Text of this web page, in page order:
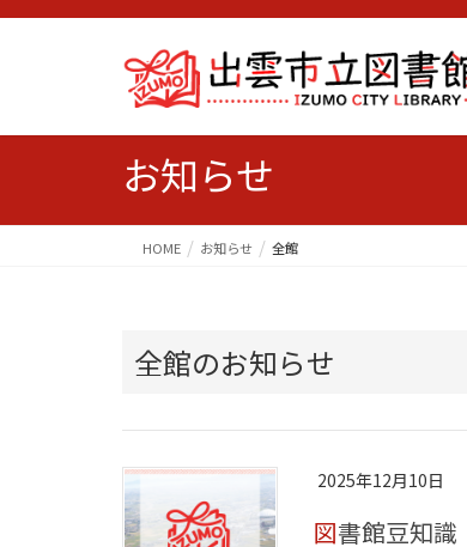
お知らせ
HOME お知らせ 全館
全館のお知らせ
2025年12月10日
図書館豆知